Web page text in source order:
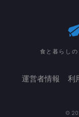
食と暮らし
運営者情報 利
©